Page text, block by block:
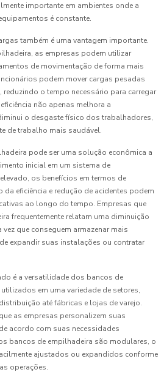
importante em ambientes onde a
é constante.
também é uma vantagem importante.
as empresas podem utilizar
de movimentação de forma mais
podem mover cargas pesadas
o tempo necessário para carregar
não apenas melhora a
o desgaste físico dos trabalhadores,
de trabalho mais saudável.
pode ser uma solução econômica a
inicial em um sistema de
os benefícios em termos de
da eficiência e redução de acidentes podem
ao longo do tempo. Empresas que
frequentemente relatam uma diminuição
que conseguem armazenar mais
expandir suas instalações ou contratar
é a versatilidade dos bancos de
em uma variedade de setores,
até fábricas e lojas de varejo.
as empresas personalizem suas
acordo com suas necessidades
bancos de empilhadeira são modulares, o
ajustados ou expandidos conforme
operações.